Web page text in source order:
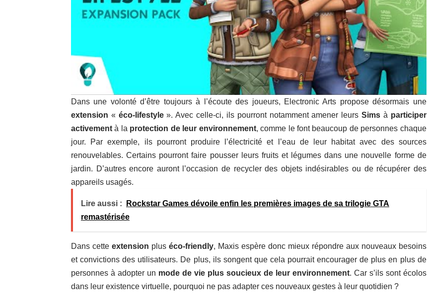
Dans une volonté d’être toujours à l’écoute des joueurs, Electronic Arts propose désormais une
extension « éco-lifestyle». Avec celle-ci, ils pourront notamment amener leursSims à participer
activement à la protection de leur environnement, comme le font beaucoup de personnes chaque
jour. Par exemple, ils pourront produire l’électricité et l’eau de leur habitat avec des sources
renouvelables. Certains pourront faire pousser leurs fruits et légumes dans une nouvelle forme de
jardin. D’autres encore auront l’occasion de recycler des objets indésirables ou de récupérer des
appareils usagés.
Lire aussi :
Rockstar Games dévoile enfin les premières images de sa trilogie GTA
remastérisée
Dans cette extension plus éco-friendly, Maxis espère donc mieux répondre aux nouveaux besoins
et convictions des utilisateurs. De plus, ils songent que cela pourrait encourager de plus en plus de
personnes à adopter un mode de vie plus soucieux de leur environnement. Car s’ils sont écolos
dans leur existence virtuelle, pourquoi ne pas adapter ces nouveaux gestes à leur quotidien ?